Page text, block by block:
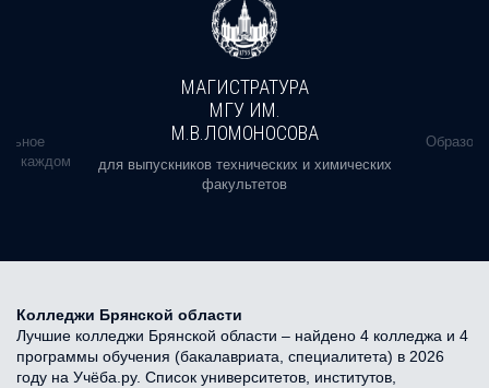
в каждом
МАГИСТРАТУРА
МГУ ИМ.
М.В.ЛОМОНОСОВА
для выпускников технических и химических
факультетов
Колледжи Брянской области
Лучшие колледжи Брянской области – найдено 4 колледжа и 4
программы обучения (бакалавриата, специалитета) в 2026
году на Учёба.ру. Список университетов, институтов,